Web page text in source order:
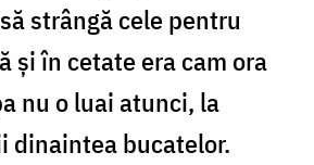
strângă cele pentru
și în cetate era cam ora
nu o luai atunci, la
dinaintea bucatelor.